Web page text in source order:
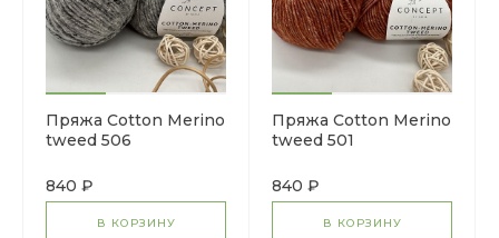
Пряжа Cotton Merino
tweed 506
840 ₽
В КОРЗИНУ
Пряжа Cotton Merino
tweed 501
840 ₽
В КОРЗИНУ